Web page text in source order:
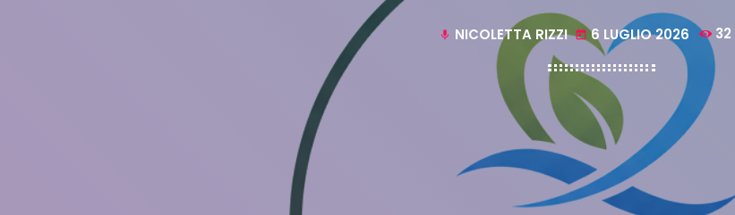
mic NICOLETTA RIZZI today 6 LUGLIO 2026 32